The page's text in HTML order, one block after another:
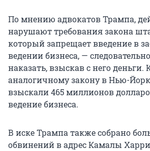
По мнению адвокатов Трампа,
нарушают требования закона
который запрещает введение в
ведении бизнеса, —
наказать, взыскав с него деньги.
аналогичному закону в Нью-
взыскали 465 миллионов
ведение бизнеса.
В иске Трампа также собрано
обвинений в адрес Камалы